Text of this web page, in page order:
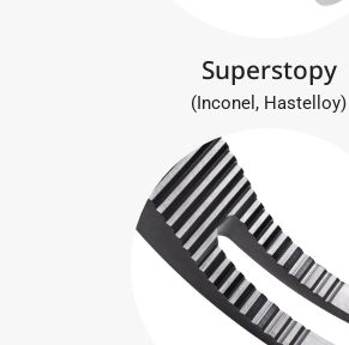
Superstopy
(Inconel, Hastelloy)